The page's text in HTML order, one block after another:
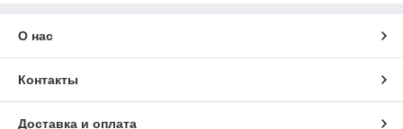
О нас
Контакты
Доставка и оплата